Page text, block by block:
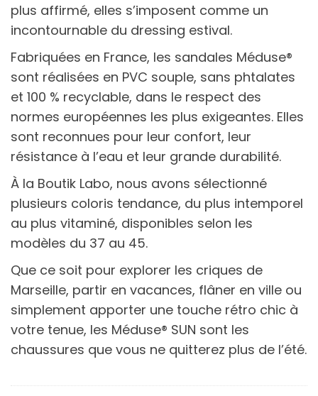
plus affirmé, elles s’imposent comme un
incontournable du dressing estival.
Fabriquées en France, les sandales Méduse®
sont réalisées en PVC souple, sans phtalates
et 100 % recyclable, dans le respect des
normes européennes les plus exigeantes. Elles
sont reconnues pour leur confort, leur
résistance à l’eau et leur grande durabilité.
À la Boutik Labo, nous avons sélectionné
plusieurs coloris tendance, du plus intemporel
au plus vitaminé, disponibles selon les
modèles du 37 au 45.
Que ce soit pour explorer les criques de
Marseille, partir en vacances, flâner en ville ou
simplement apporter une touche rétro chic à
votre tenue, les Méduse® SUN sont les
chaussures que vous ne quitterez plus de l’été.